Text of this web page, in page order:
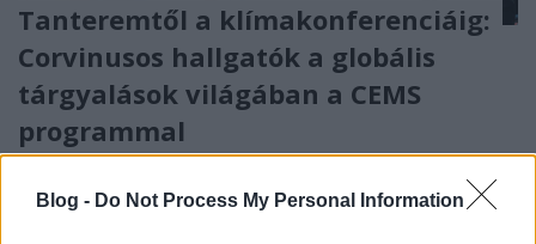
Blog - Do Not Process My Personal Information
Tanteremtől a klímakonferenciáig:
Corvinusos hallgatók a globális
tárgyalások világában a CEMS
programmal